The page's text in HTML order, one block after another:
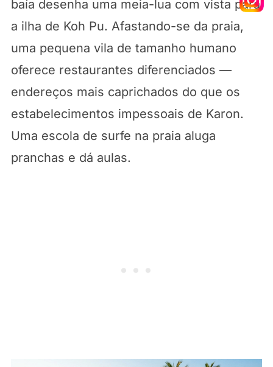
baía desenha uma meia-lua com vista para
a ilha de Koh Pu. Afastando-se da praia,
uma pequena vila de tamanho humano
oferece restaurantes diferenciados —
endereços mais caprichados do que os
estabelecimentos impessoais de Karon.
Uma escola de surfe na praia aluga
pranchas e dá aulas.